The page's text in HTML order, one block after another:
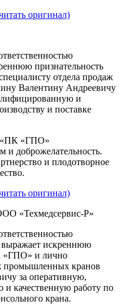
оригинал)
признательность
отдела продаж
Валентину Андреевичу
и
и поставке
«ПК «ГПО»
и доброжелательность.
и плодотворное
оригинал)
«Техмедсервис-Р»
выражает искреннюю
«ГПО» и лично
промышленных кранов
за оперативную,
качественную работу по
крана.